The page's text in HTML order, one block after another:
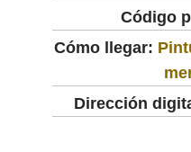
Código
Cómo llegar:
Dirección